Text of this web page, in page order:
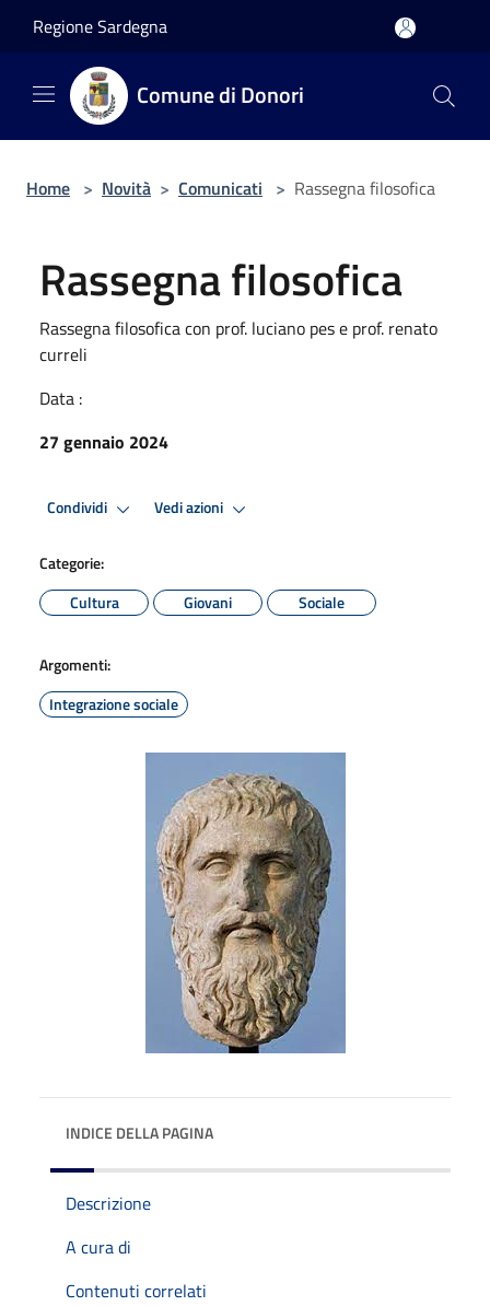
Regione Sardegna
Comune di Donori
Home > Novità > Comunicati > Rassegna filosofica
Rassegna filosofica
Rassegna filosofica con prof. luciano pes e prof. renato
curreli
Data :
27 gennaio 2024
Condividi Vedi azioni
Categorie:
Cultura
Giovani Sociale
Argomenti:
Integrazione sociale
INDICE DELLA PAGINA
Descrizione
A cura di
Contenuti correlati